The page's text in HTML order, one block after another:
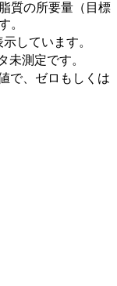
質の所要量（目標
。
しています。
未測定です。
で、ゼロもしくは